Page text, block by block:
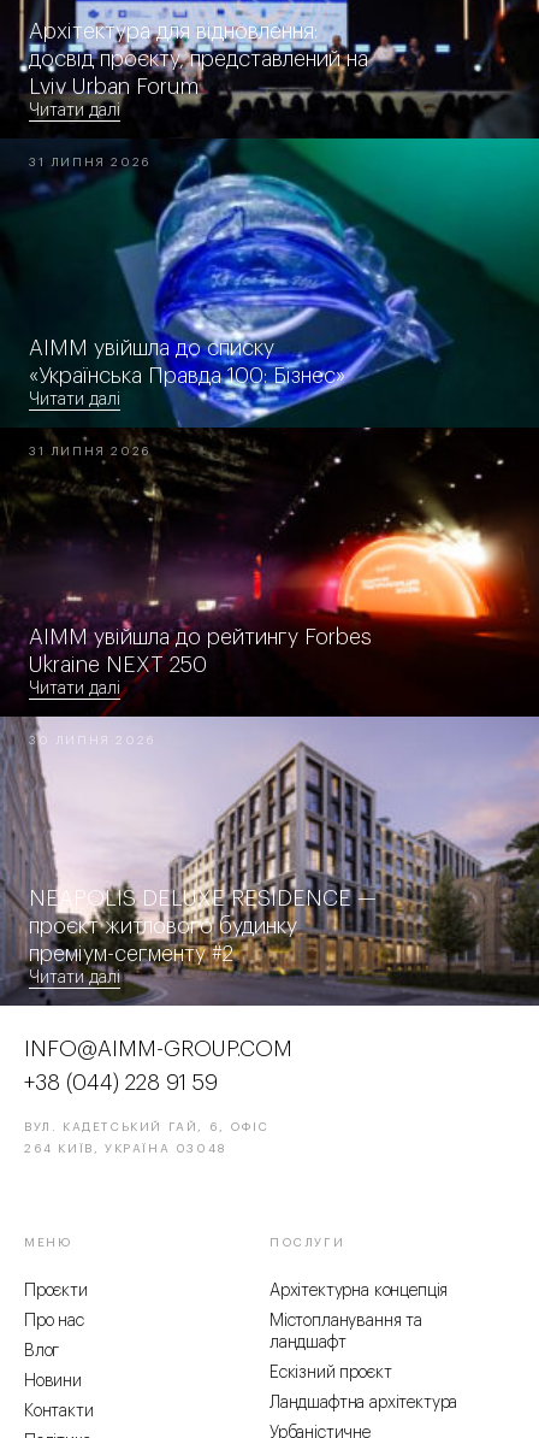
Архітектура для відновлення:
досвід проєкту, представлений на
Lviv Urban Forum
Читати далі
31 ЛИПНЯ 2026
AIMM увійшла до списку
«Українська Правда 100: Бізнес»
Читати далі
31 ЛИПНЯ 2026
AIMM увійшла до рейтингу Forbes
Ukraine NEXT 250
Читати далі
30 ЛИПНЯ 2026
NEAPOLIS DELUXE RESIDENCE —
проєкт житлового будинку
преміум-сегменту #2
Читати далі
INFO@AIMM-GROUP.COM
+38 (044) 228 91 59
ВУЛ. КАДЕТСЬКИЙ ГАЙ, 6, ОФІС
264 КИЇВ, УКРАЇНА 03048
МЕНЮ
Проєкти
Про нас
Влог
Новини
Контакти
ПОСЛУГИ
Архітектурна концепція
Містопланування та
ландшафт
Ескізний проєкт
Ландшафтна архітектура
Урбаністичне